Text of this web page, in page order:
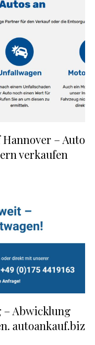
– Auto
verkaufen
– Abwicklung
autoankauf.biz